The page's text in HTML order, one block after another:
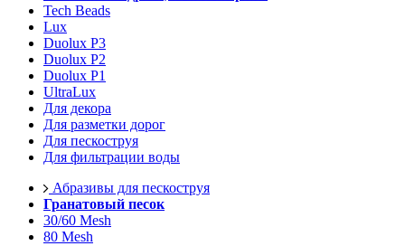
Tech Beads
Lux
Duolux P3
Duolux P2
Duolux P1
UltraLux
Для декора
Для разметки дорог
Для пескоструя
Для фильтрации воды
Абразивы для пескоструя
Гранатовый песок
30/60 Mesh
80 Mesh